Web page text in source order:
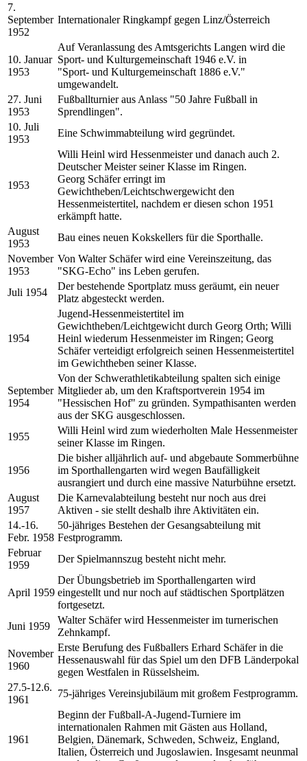
7.
September
1952
Internationaler Ringkampf gegen Linz/Österreich
10. Januar
1953
Auf Veranlassung des Amtsgerichts Langen wird die
Sport- und Kulturgemeinschaft 1946 e.V. in
"Sport- und Kulturgemeinschaft 1886 e.V."
umgewandelt.
27. Juni
1953
Fußballturnier aus Anlass "50 Jahre Fußball in
Sprendlingen".
10. Juli
1953
Eine Schwimmabteilung wird gegründet.
1953
Willi Heinl wird Hessenmeister und danach auch 2.
Deutscher Meister seiner Klasse im Ringen.
Georg Schäfer erringt im
Gewichtheben/Leichtschwergewicht den
Hessenmeistertitel, nachdem er diesen schon 1951
erkämpft hatte.
August
1953
Bau eines neuen Kokskellers für die Sporthalle.
November
1953
Von Walter Schäfer wird eine Vereinszeitung, das
"SKG-Echo" ins Leben gerufen.
Juli 1954
Der bestehende Sportplatz muss geräumt, ein neuer
Platz abgesteckt werden.
1954
Jugend-Hessenmeistertitel im
Gewichtheben/Leichtgewicht durch Georg Orth; Willi
Heinl wiederum Hessenmeister im Ringen; Georg
Schäfer verteidigt erfolgreich seinen Hessenmeistertitel
im Gewichtheben seiner Klasse.
September
1954
Von der Schwerathletikabteilung spalten sich einige
Mitglieder ab, um den Kraftsportverein 1954 im
"Hessischen Hof" zu gründen. Sympathisanten werden
aus der SKG ausgeschlossen.
1955
Willi Heinl wird zum wiederholten Male Hessenmeister
seiner Klasse im Ringen.
1956
Die bisher alljährlich auf- und abgebaute Sommerbühne
im Sporthallengarten wird wegen Baufälligkeit
ausrangiert und durch eine massive Naturbühne ersetzt.
August
1957
Die Karnevalabteilung besteht nur noch aus drei
Aktiven - sie stellt deshalb ihre Aktivitäten ein.
14.-16.
Febr. 1958
50-jähriges Bestehen der Gesangsabteilung mit
Festprogramm.
Februar
1959
Der Spielmannszug besteht nicht mehr.
April 1959
Der Übungsbetrieb im Sporthallengarten wird
eingestellt und nur noch auf städtischen Sportplätzen
fortgesetzt.
Juni 1959
Walter Schäfer wird Hessenmeister im turnerischen
Zehnkampf.
November
1960
Erste Berufung des Fußballers Erhard Schäfer in die
Hessenauswahl für das Spiel um den DFB Länderpokal
gegen Westfalen in Rüsselsheim.
27.5-12.6.
1961
75-jähriges Vereinsjubiläum mit großem Festprogramm.
1961
Beginn der Fußball-A-Jugend-Turniere im
internationalen Rahmen mit Gästen aus Holland,
Belgien, Dänemark, Schweden, Schweiz, England,
Italien, Österreich und Jugoslawien. Insgesamt neunmal